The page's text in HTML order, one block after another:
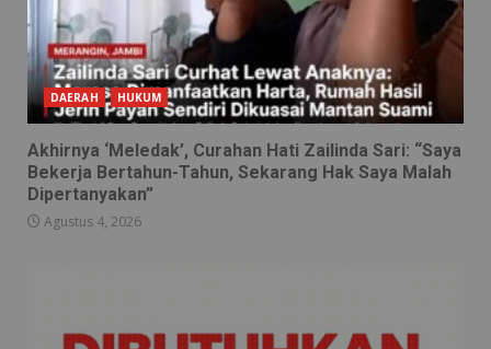
DAERAH HUKUM
Akhirnya ‘Meledak’, Curahan Hati Zailinda Sari: “Saya
Bekerja Bertahun-Tahun, Sekarang Hak Saya Malah
Dipertanyakan”
Agustus 4, 2026